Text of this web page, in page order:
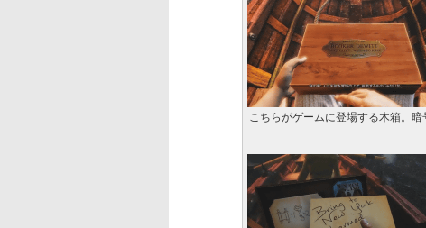
こちらがゲームに登場する木箱。